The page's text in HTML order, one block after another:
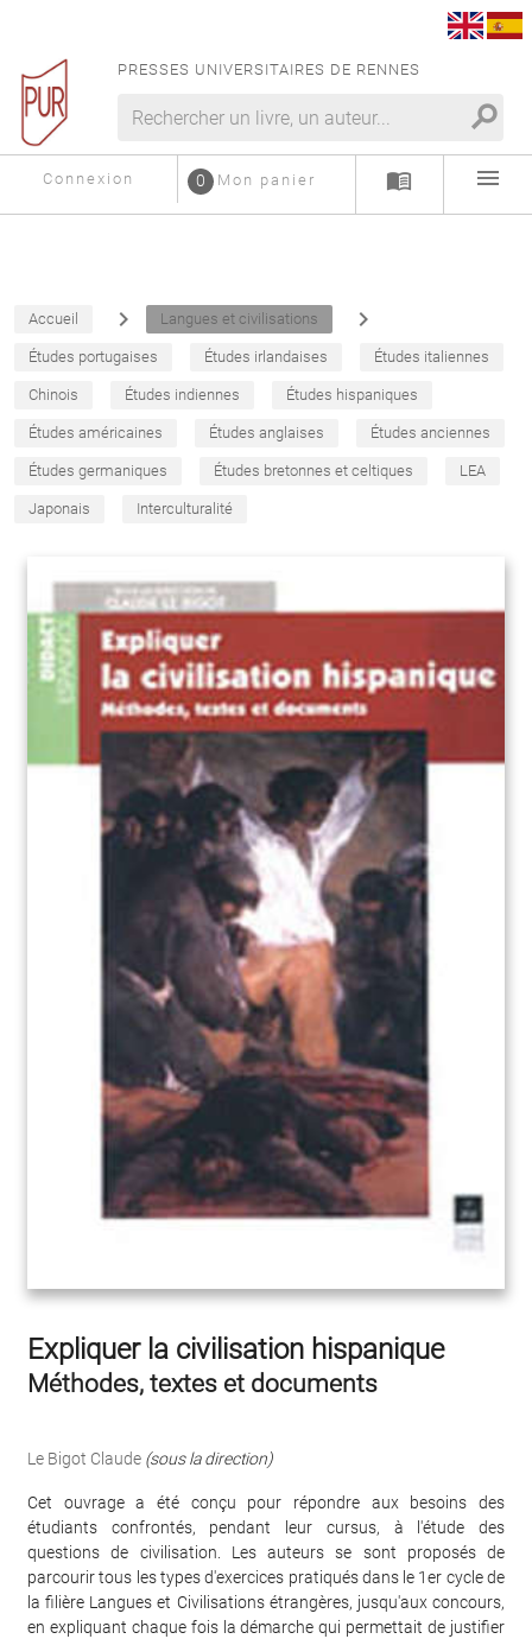
PRESSES UNIVERSITAIRES DE RENNES
search
Connexion Mon panier
0 menu_book menu
Accueil navigate_next Langues et civilisations navigate_next
Études portugaises Études irlandaises Études italiennes
Chinois Études indiennes Études hispaniques
Études américaines Études anglaises Études anciennes
Études germaniques Études bretonnes et celtiques LEA
Japonais Interculturalité
Expliquer la civilisation hispanique
Méthodes, textes et documents
Le Bigot Claude (sous la direction)
Cet ouvrage a été conçu pour répondre aux besoins des
étudiants confrontés, pendant leur cursus, à l'étude des
questions de civilisation. Les auteurs se sont proposés de
parcourir tous les types d'exercices pratiqués dans le 1er cycle de
la filière Langues et Civilisations étrangères, jusqu'aux concours,
en expliquant chaque fois la démarche qui permettait de justifier